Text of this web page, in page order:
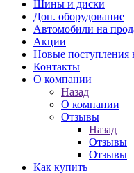
Шины и диски
Доп. оборудование
Автомобили на
Акции
Новые поступления
Контакты
О компании
Назад
О компании
Отзывы
Назад
Отзывы
Отзывы
Как купить